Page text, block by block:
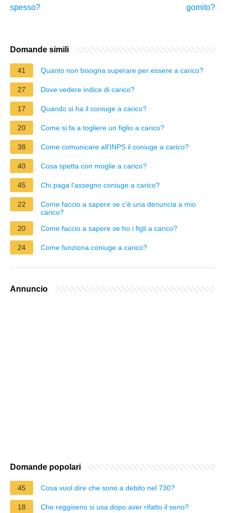
spesso?
gomito?
Domande simili
41 Quanto non bisogna superare per essere a carico?
27 Dove vedere indice di carico?
17 Quando si ha il coniuge a carico?
20 Come si fa a togliere un figlio a carico?
38 Come comunicare all'INPS il coniuge a carico?
40 Cosa spetta con moglie a carico?
45 Chi paga l'assegno coniuge a carico?
22
Come faccio a sapere se c'è una denuncia a mio
carico?
20
Come faccio a sapere se ho i figli a carico?
24 Come funziona coniuge a carico?
Annuncio
Domande popolari
45 Cosa vuol dire che sono a debito nel 730?
18 Che reggiseno si usa dopo aver rifatto il seno?